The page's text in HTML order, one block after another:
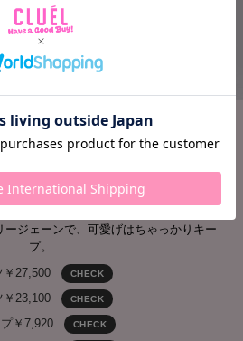
も、どっちも欲 張る
算済みのスタイルで
アップ、でも気分はあくまでラフに。オ
て、ワークパンツでちょっとだけハズす
ージェーンで、可愛げはちゃっかりキー
プ。
￥27,500
CHECK
￥23,100 CHECK
￥7,920 CHECK